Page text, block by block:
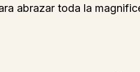
abrazar toda la